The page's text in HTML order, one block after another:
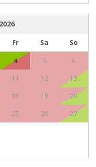
2026
Fr Sa
So
4 5
6
11 12
13
18 19
20
25 26
27